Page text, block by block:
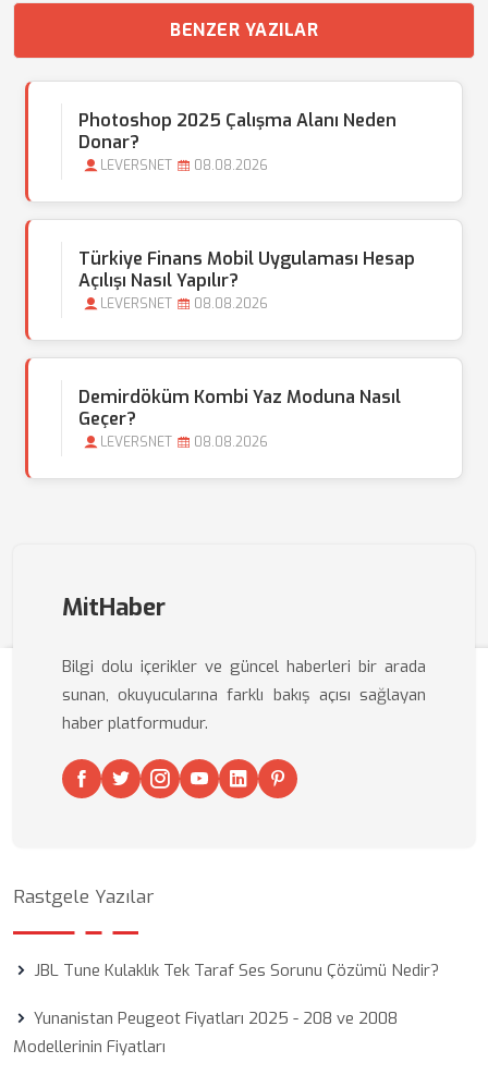
BENZER YAZILAR
Photoshop 2025 Çalışma Alanı Neden
Donar?
LEVERSNET 08.08.2026
Türkiye Finans Mobil Uygulaması Hesap
Açılışı Nasıl Yapılır?
LEVERSNET 08.08.2026
Demirdöküm Kombi Yaz Moduna Nasıl
Geçer?
LEVERSNET 08.08.2026
MitHaber
Bilgi dolu içerikler ve güncel haberleri bir arada
sunan, okuyucularına farklı bakış açısı sağlayan
haber platformudur.
Rastgele Yazılar
JBL Tune Kulaklık Tek Taraf Ses Sorunu Çözümü Nedir?
Yunanistan Peugeot Fiyatları 2025 - 208 ve 2008
Modellerinin Fiyatları